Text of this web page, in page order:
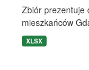
Zbiór prezentuje
mieszkańców
XLSX